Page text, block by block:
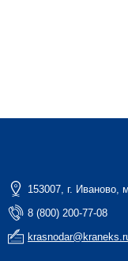
153007, г.
8 (800) 200-77-08